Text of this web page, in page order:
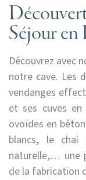
Séjour en
Découvrez avec
notre cave. Les
vendanges
et ses cuves
ovoïdes en
blancs, le chai
naturelle,… une
de la fabrication